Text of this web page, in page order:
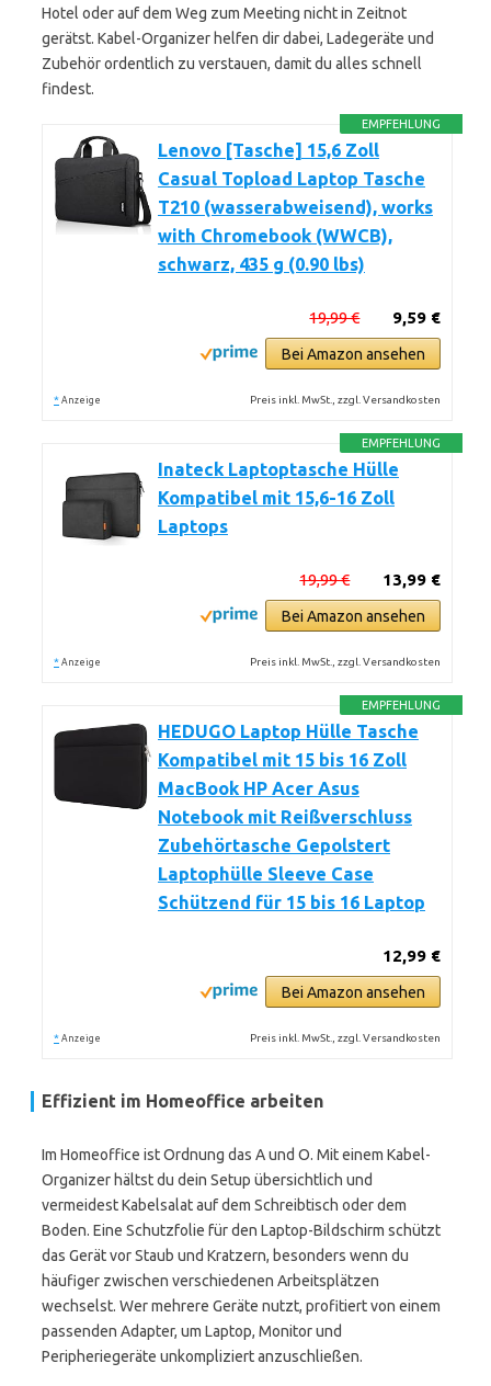
Hotel oder auf dem Weg zum Meeting nicht in Zeitnot
gerätst. Kabel-Organizer helfen dir dabei, Ladegeräte und
Zubehör ordentlich zu verstauen, damit du alles schnell
findest.
EMPFEHLUNG
Lenovo [Tasche] 15,6 Zoll
Casual Topload Laptop Tasche
T210 (wasserabweisend), works
with Chromebook (WWCB),
schwarz, 435 g (0.90 lbs)
9,59 €
19,99 €
Bei Amazon ansehen
* Anzeige Preis inkl. MwSt., zzgl. Versandkosten
EMPFEHLUNG
Inateck Laptoptasche Hülle
Kompatibel mit 15,6-16 Zoll
Laptops
13,99 €
19,99 €
Bei Amazon ansehen
* Anzeige Preis inkl. MwSt., zzgl. Versandkosten
EMPFEHLUNG
HEDUGO Laptop Hülle Tasche
Kompatibel mit 15 bis 16 Zoll
MacBook HP Acer Asus
Notebook mit Reißverschluss
Zubehörtasche Gepolstert
Laptophülle Sleeve Case
Schützend für 15 bis 16 Laptop
12,99 €
Bei Amazon ansehen
* Anzeige Preis inkl. MwSt., zzgl. Versandkosten
Effizient im Homeoffice arbeiten
Im Homeoffice ist Ordnung das A und O. Mit einem Kabel-
Organizer hältst du dein Setup übersichtlich und
vermeidest Kabelsalat auf dem Schreibtisch oder dem
Boden. Eine Schutzfolie für den Laptop-Bildschirm schützt
das Gerät vor Staub und Kratzern, besonders wenn du
häufiger zwischen verschiedenen Arbeitsplätzen
wechselst. Wer mehrere Geräte nutzt, profitiert von einem
passenden Adapter, um Laptop, Monitor und
Peripheriegeräte unkompliziert anzuschließen.